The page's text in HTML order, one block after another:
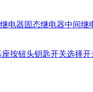
电器固态继电器中间继
座按钮头钥匙开关选择开